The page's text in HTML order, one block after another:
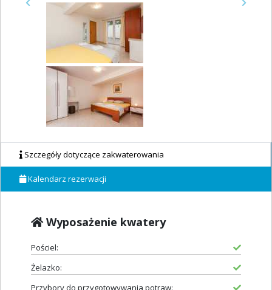
Previous Next
Szczegóły dotyczące zakwaterowania
Kalendarz rezerwacji
Wyposażenie kwatery
Pościel:
Żelazko:
Przybory do przygotowywania potraw: